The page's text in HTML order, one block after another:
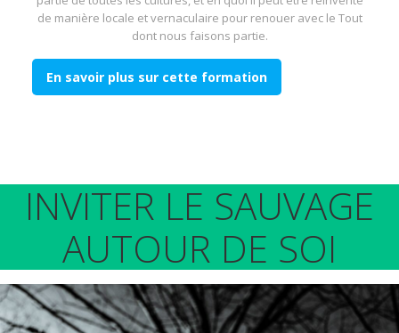
de manière locale et vernaculaire pour renouer avec le Tout
dont nous faisons partie.
En savoir plus sur cette formation
INVITER LE SAUVAGE
AUTOUR DE SOI